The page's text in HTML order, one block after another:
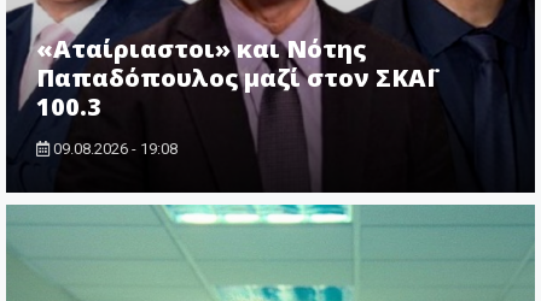
«Αταίριαστοι» και Νότης
Παπαδόπουλος μαζί στον ΣΚΑΪ
100.3
09.08.2026 - 19:08